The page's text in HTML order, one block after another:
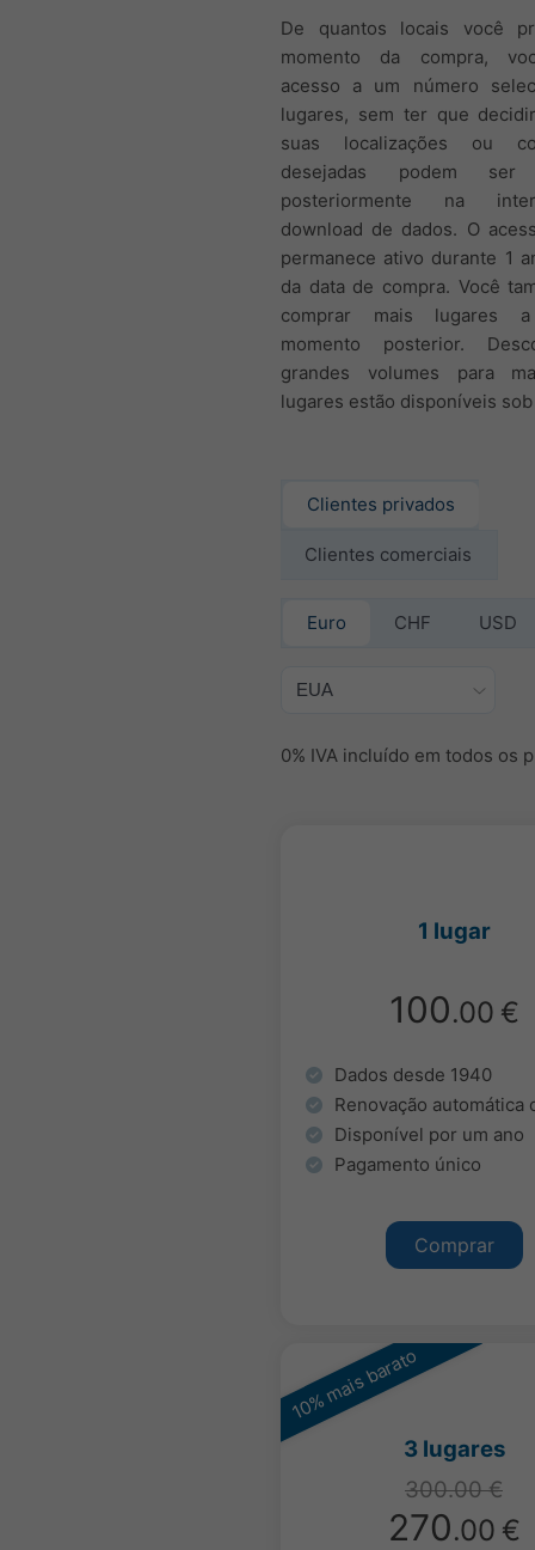
De quantos locais você
momento da compra,
acesso a um número
lugares, sem ter que
suas localizações ou
desejadas podem ser
posteriormente na
download de dados. O
permanece ativo durante 1
da data de compra. Você
comprar mais lugares a
momento posterior.
grandes volumes para
lugares estão disponíveis
Clientes privados
Clientes comerciais
Euro CHF USD
0% IVA incluído em todos os
1 lugar
100.00 €
Dados desde 1940
Renovação automática
Disponível por um ano
Pagamento único
Comprar
10% mais barato
3 lugares
300.00 €
270.00 €